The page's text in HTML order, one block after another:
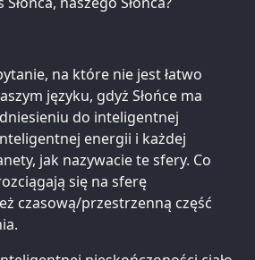
na które nie jest łatwo
języku, gdyż Słońce ma
do inteligentnej
energii i każdej
jak nazywacie te sfery. Co
się na sferę
czasową/przestrzenną część